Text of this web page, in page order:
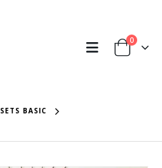
0
SETS BASIC